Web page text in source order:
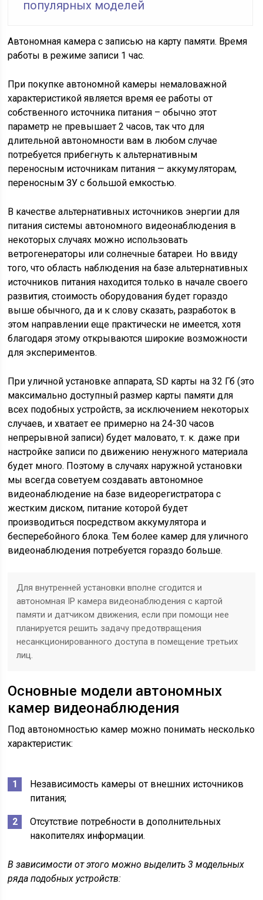
популярных моделей
Автономная камера с записью на карту памяти. Время
работы в режиме записи 1 час.
При покупке автономной камеры немаловажной
характеристикой является время ее работы от
собственного источника питания – обычно этот
параметр не превышает 2 часов, так что для
длительной автономности вам в любом случае
потребуется прибегнуть к альтернативным
переносным источникам питания — аккумуляторам,
переносным ЗУ с большой емкостью.
В качестве альтернативных источников энергии для
питания системы автономного видеонаблюдения в
некоторых случаях можно использовать
ветрогенераторы или солнечные батареи. Но ввиду
того, что область наблюдения на базе альтернативных
источников питания находится только в начале своего
развития, стоимость оборудования будет гораздо
выше обычного, да и к слову сказать, разработок в
этом направлении еще практически не имеется, хотя
благодаря этому открываются широкие возможности
для экспериментов.
При уличной установке аппарата, SD карты на 32 Гб (это
максимально доступный размер карты памяти для
всех подобных устройств, за исключением некоторых
случаев, и хватает ее примерно на 24-30 часов
непрерывной записи) будет маловато, т. к. даже при
настройке записи по движению ненужного материала
будет много. Поэтому в случаях наружной установки
мы всегда советуем создавать автономное
видеонаблюдение на базе видеорегистратора с
жестким диском, питание которой будет
производиться посредством аккумулятора и
бесперебойного блока. Тем более камер для уличного
видеонаблюдения потребуется гораздо больше.
Для внутренней установки вполне сгодится и
автономная IP камера видеонаблюдения с картой
памяти и датчиком движения, если при помощи нее
планируется решить задачу предотвращения
несанкционированного доступа в помещение третьих
лиц.
Основные модели автономных
камер видеонаблюдения
Под автономностью камер можно понимать несколько
характеристик:
Независимость камеры от внешних источников
питания;
Отсутствие потребности в дополнительных
накопителях информации.
В зависимости от этого можно выделить 3 модельных
ряда подобных устройств: